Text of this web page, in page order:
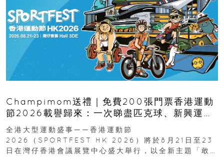
Champimom送禮｜免費200張門票香港運動
節2026載譽歸來：一次睇盡匹克球、新興運
動、街舞比賽＋逾百運動品牌展覽
全港大型運動盛事——香港運動節
2026（SPORTFEST HK 2026）將於8月21日至23
日在灣仔香港會議展覽中心盛大舉行，以全新主題「敢